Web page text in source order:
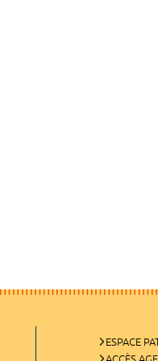
ESPACE
ACCÈS